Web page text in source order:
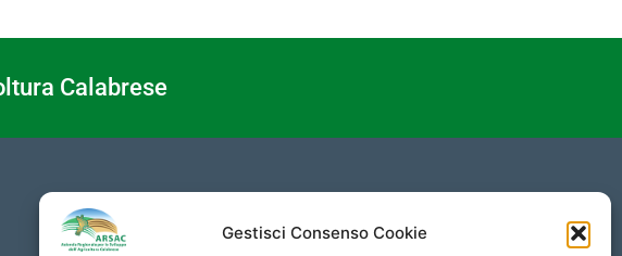
Gestisci Consenso Cookie
Calabrese
PRIVACY